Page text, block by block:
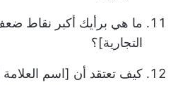
ما هي برأيك أكبر نقاط
التجارية]؟
كيف تعتقد أن [اسم العلامة